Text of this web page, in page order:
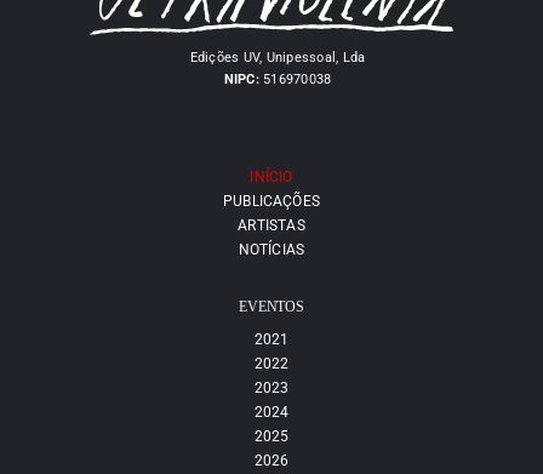
Edições UV, Unipessoal, Lda
NIPC:516970038
INÍCIO
PUBLICAÇÕES
ARTISTAS
NOTÍCIAS
EVENTOS
2021
2022
2023
2024
2025
2026